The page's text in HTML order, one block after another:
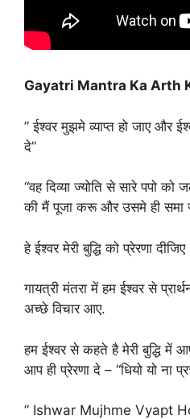
Gayatri Mantra Ka Arth
” ईश्वर मुझमे व्याप्त हो जाए और
दे”
“वह दिव्या ज्योति से सारे पपो को
की मैं पूजा करू और उसमे ही समा
हे ईश्वर मेरी बुद्धि को प्रेरणा दीजिए
गायत्री मंतरा में हम ईश्वर से
अच्छे विचार आए.
हम ईश्वर से कहते है मेरी बुद्धि में आप
आप ही प्रेरणा दे – “धियो यो ना
” Ishwar Mujhme Vyapt